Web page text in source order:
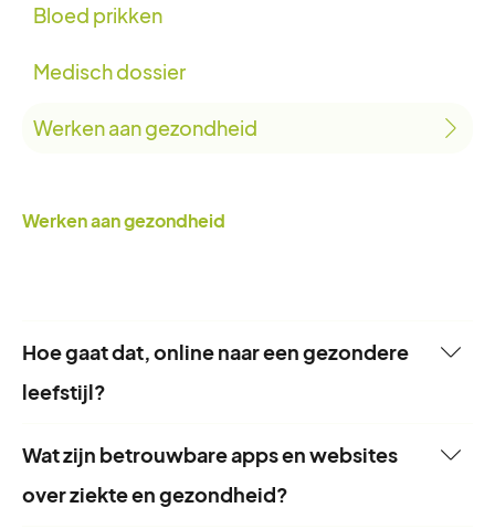
Bloed prikken
Medisch dossier
Werken aan gezondheid
Werken aan gezondheid
Hoe gaat dat, online naar een gezondere
leefstijl?
Professionele (online) begeleiding kan je helpen
op weg naar een gezonde leefstijl. Door een
Wat zijn betrouwbare apps en websites
over ziekte en gezondheid?